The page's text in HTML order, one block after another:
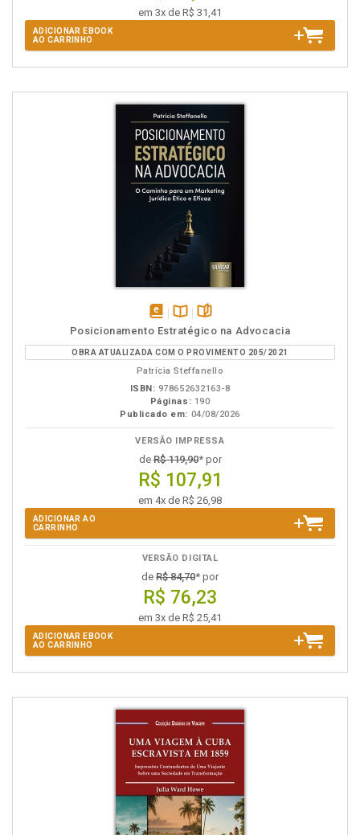
em 3x de R$ 31,41
ADICIONAR EBOOK
AO CARRINHO
disponível
em
eBook
Disponível
na
B.V.
páginas
Posicionamento Estratégico na Advocacia
OBRA ATUALIZADA COM O PROVIMENTO 205/2021
Patrícia Steffanello
ISBN: 978652632163-8
Páginas: 190
Publicado em: 04/08/2026
VERSÃO IMPRESSA
deR$ 119,90* por
R$ 107,91
em 4x de R$ 26,98
ADICIONAR AO
CARRINHO
VERSÃO DIGITAL
de R$ 84,70* por
R$ 76,23
em 3x de R$ 25,41
ADICIONAR EBOOK
AO CARRINHO